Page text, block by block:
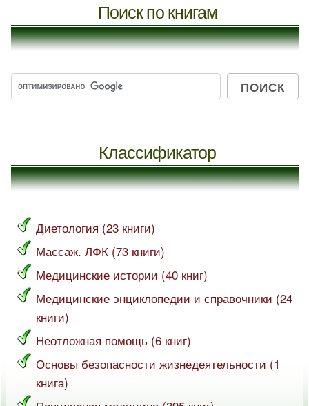
Поиск по книгам
Классификатор
Диетология (23 книги)
Массаж. ЛФК (73 книги)
Медицинские истории (40 книг)
Медицинские энциклопедии и справочники (24
книги)
Неотложная помощь (6 книг)
Основы безопасности жизнедеятельности (1
книга)